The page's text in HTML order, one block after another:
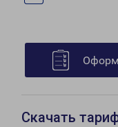
Скачать